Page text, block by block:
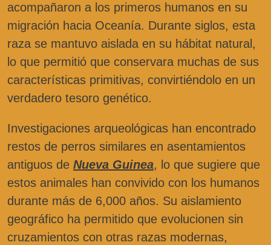
acompañaron a los primeros humanos en su
migración hacia Oceanía. Durante siglos, esta
raza se mantuvo aislada en su hábitat natural,
lo que permitió que conservara muchas de sus
características primitivas, convirtiéndolo en un
verdadero tesoro genético.
Investigaciones arqueológicas han encontrado
restos de perros similares en asentamientos
antiguos de Nueva Guinea, lo que sugiere que
estos animales han convivido con los humanos
durante más de 6,000 años. Su aislamiento
geográfico ha permitido que evolucionen sin
cruzamientos con otras razas modernas,